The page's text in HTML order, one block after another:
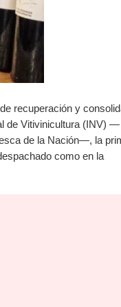
recuperación y
de Vitivinicultura (INV) —
de la Nación—, la
como en la